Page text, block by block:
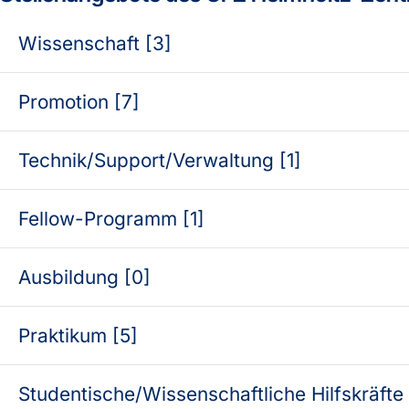
Wissenschaft [3]
Promotion [7]
Technik/Support/Verwaltung [1]
Fellow-Programm [1]
Ausbildung [0]
Praktikum [5]
Studentische/Wissenschaftliche